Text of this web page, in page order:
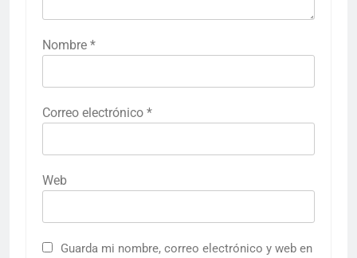
Nombre *
Correo electrónico *
Web
Guarda mi nombre, correo electrónico y web en